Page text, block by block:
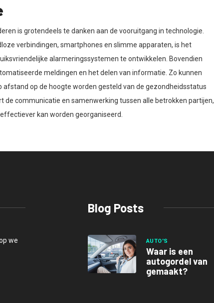
is grotendeels te danken aan de vooruitgang in technologie.
verbindingen, smartphones en slimme apparaten, is het
alarmeringssystemen te ontwikkelen. Bovendien
meldingen en het delen van informatie. Zo kunnen
op de hoogte worden gesteld van de gezondheidsstatus
de communicatie en samenwerking tussen alle betrokken partijen,
kan worden georganiseerd.
we
Blog Posts
AUTO'S
Waar is een
autogordel van
gemaakt?